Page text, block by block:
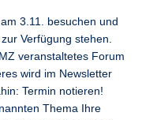
3.11. besuchen und
Verfügung stehen.
veranstaltetes Forum
wird im Newsletter
Termin notieren!
Thema Ihre